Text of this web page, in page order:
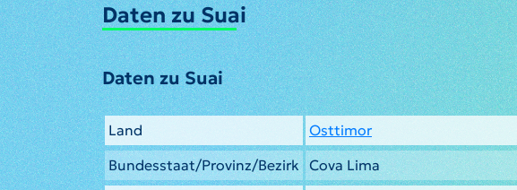
Daten zu Suai
Daten zu Suai
Land
Osttimor
Bundesstaat/Provinz/Bezirk Cova Lima